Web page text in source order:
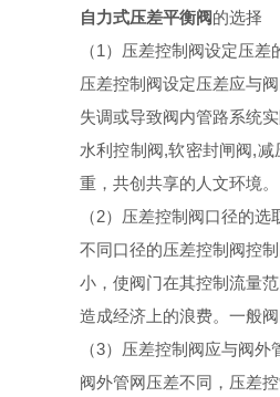
自力式压差平衡阀的选择
（1）压差控制阀设定压差
压差控制阀设定压差应与
失调或导致阀内管路系统
水利控制阀,软密封闸阀,
重，共创共享的人文环境。
（2）压差控制阀口径的选
不同口径的压差控制阀控
小，使阀门在其控制流量
造成经济上的浪费。一般
（3）压差控制阀应与阀外
阀外管网压差不同，压差